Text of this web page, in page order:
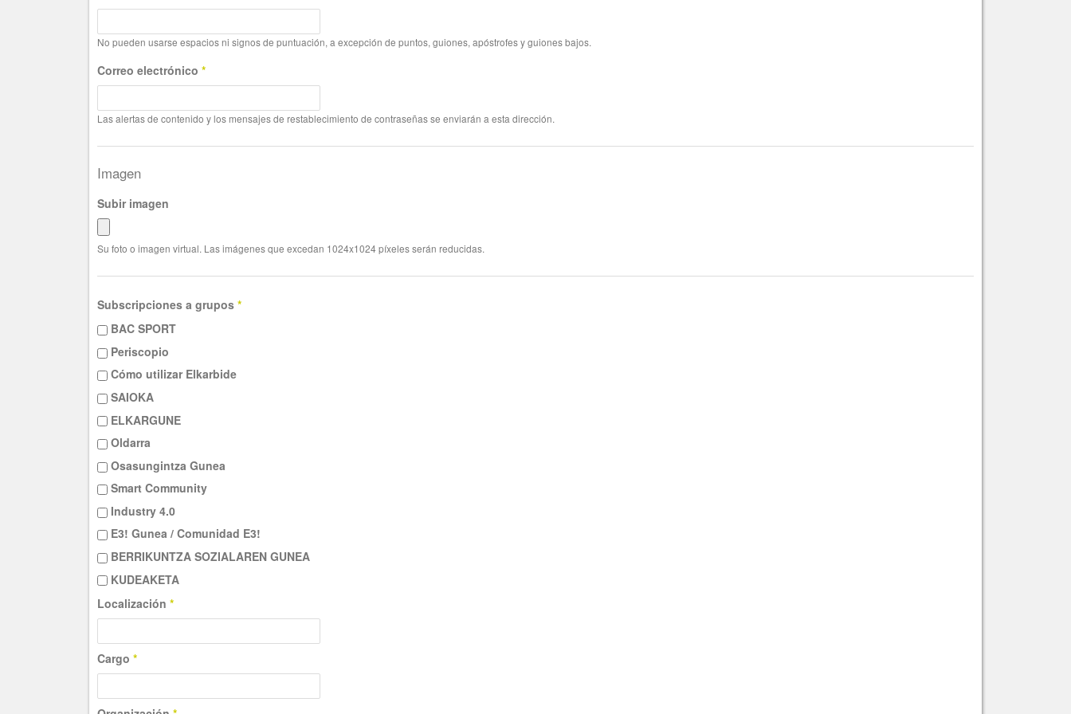
No pueden usarse espacios ni signos de puntuación, a excepción de puntos, guiones, apóstrofes y guiones bajos.
Correo electrónico *
Las alertas de contenido y los mensajes de restablecimiento de contraseñas se enviarán a esta dirección.
Imagen
Subir imagen
Su foto o imagen virtual. Las imágenes que excedan 1024x1024 píxeles serán reducidas.
Subscripciones a grupos *
BAC SPORT
Periscopio
Cómo utilizar Elkarbide
SAIOKA
ELKARGUNE
Oldarra
Osasungintza Gunea
Smart Community
Industry 4.0
E3! Gunea / Comunidad E3!
BERRIKUNTZA SOZIALAREN GUNEA
KUDEAKETA
Localización *
Cargo *